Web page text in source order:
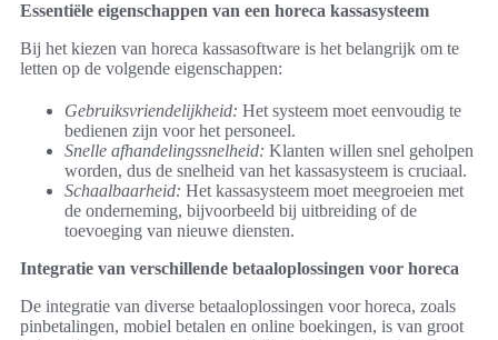
Essentiële eigenschappen van een horeca kassasysteem
Bij het kiezen van horeca kassasoftware is het belangrijk om te
letten op de volgende eigenschappen:
Gebruiksvriendelijkheid: Het systeem moet eenvoudig te
bedienen zijn voor het personeel.
Snelle afhandelingssnelheid: Klanten willen snel geholpen
worden, dus de snelheid van het kassasysteem is cruciaal.
Schaalbaarheid: Het kassasysteem moet meegroeien met
de onderneming, bijvoorbeeld bij uitbreiding of de
toevoeging van nieuwe diensten.
Integratie van verschillende betaaloplossingen voor horeca
De integratie van diverse betaaloplossingen voor horeca, zoals
pinbetalingen, mobiel betalen en online boekingen, is van groot